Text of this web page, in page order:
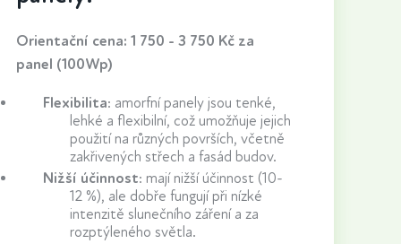
Orientační cena: 1 750 - 3 750 Kč za
panel (100Wp)
Flexibilita: amorfní panely jsou tenké,
lehké a flexibilní, což umožňuje jejich
použití na různých površích, včetně
zakřivených střech a fasád budov.
Nižší účinnost: mají nižší účinnost (10-
12 %), ale dobře fungují při nízké
intenzitě slunečního záření a za
rozptýleného světla.